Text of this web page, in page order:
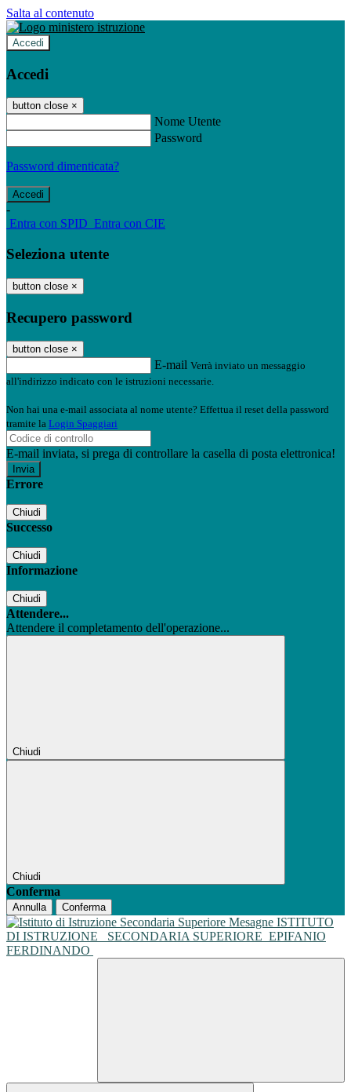
Salta al contenuto
Accedi
Accedi
button close ×
Nome Utente
Password
Password dimenticata?
-
Entra con SPID Entra con CIE
Seleziona utente
button close ×
Recupero password
button close ×
E-mail Verrà inviato un messaggio
all'indirizzo indicato con le istruzioni necessarie.
Non hai una e-mail associata al nome utente? Effettua il reset della password
tramite la Login Spaggiari
E-mail inviata, si prega di controllare la casella di posta elettronica!
Errore
Chiudi
Successo
Chiudi
Informazione
Chiudi
Attendere...
Attendere il completamento dell'operazione...
Chiudi
Chiudi
Conferma
Annulla Conferma
ISTITUTO
DI ISTRUZIONE
SECONDARIA SUPERIORE EPIFANIO
FERDINANDO